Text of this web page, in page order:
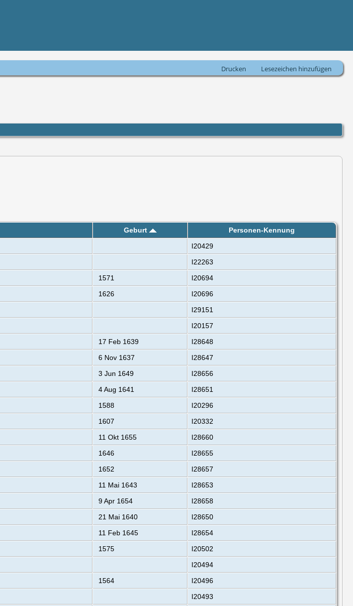
Drucken Lesezeichen hinzufügen
Geburt
Personen-Kennung
I20429
I22263
1571
I20694
1626
I20696
I29151
I20157
17 Feb 1639
I28648
6 Nov 1637
I28647
3 Jun 1649
I28656
4 Aug 1641
I28651
1588
I20296
1607
I20332
11 Okt 1655
I28660
1646
I28655
1652
I28657
11 Mai 1643
I28653
9 Apr 1654
I28658
21 Mai 1640
I28650
11 Feb 1645
I28654
1575
I20502
I20494
1564
I20496
I20493